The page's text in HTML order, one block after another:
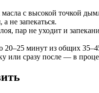
с высокой точкой
не запекаться.
пар не уходит и
20–25 минут из общих
или сразу после — в